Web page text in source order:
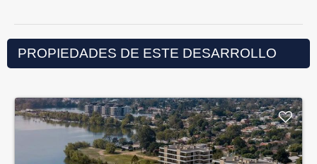
PROPIEDADES DE ESTE DESARROLLO